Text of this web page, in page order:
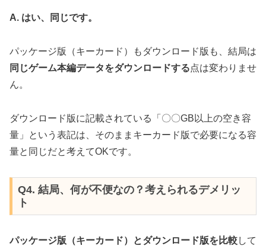
A. はい、同じです。
パッケージ版（キーカード）もダウンロード版も、結局は
同じゲーム本編データをダウンロードする点は変わりませ
ん。
ダウンロード版に記載されている「〇〇GB以上の空き容
量」という表記は、そのままキーカード版で必要になる容
量と同じだと考えてOKです。
Q4. 結局、何が不便なの？考えられるデメリッ
ト
パッケージ版（キーカード）とダウンロード版を比較して